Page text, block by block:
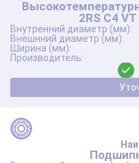
2RS C4